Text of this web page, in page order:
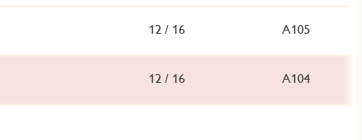
12 / 16 A105
12 / 16 A104